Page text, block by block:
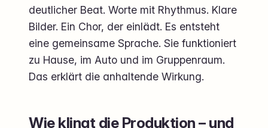
deutlicher Beat. Worte mit Rhythmus. Klare
Bilder. Ein Chor, der einlädt. Es entsteht
eine gemeinsame Sprache. Sie funktioniert
zu Hause, im Auto und im Gruppenraum.
Das erklärt die anhaltende Wirkung.
Wie klingt die Produktion – und